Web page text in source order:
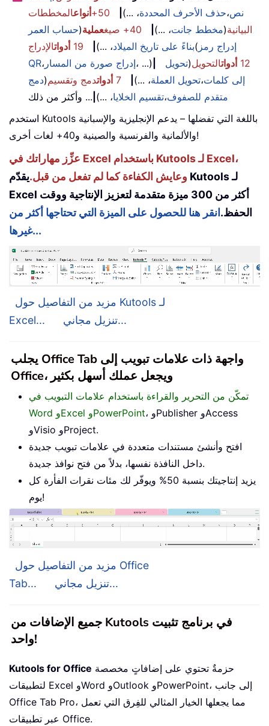
نص،حذف الأحرف المحددة، ...) 50+ أنواعالمخططات
البيانية(مخطط جانت، ...) 40+ صيغ عملية(حساب العمر
بناءً على تاريخ الميلاد، ...) 19 أدواتالإدراج ( إدراج رمز
QR، إدراج صورة من المسار، ...) 12 أدواتالتحويل(تحويل
إلى كلمات،تحويل العملة، ...) 7 أدواتدمج وتقسيم(دمج
متقدم للصفوف،تقسيم الخلايا، ...) ... وأكثر من ذلك
استخدم Kutools باللغة التي تفضلها – يدعم الإنجليزية والإسبانية
والألمانية والفرنسية والصينية و40+ لغات أخرى!
عزِّز مهاراتك في Excel باستخدام Kutools لـ Excel،
وعايش الكفاءة كما لم تفعل من قبل.يقدّم Kutools لـ
Excel أكثر من 300 ميزة متقدمة لتعزيز الإنتاجية ووقت
الحفظ. انقر هنا للحصول على الميزة التي تحتاجها أكثر من
غيرها...
مزيد من التفاصيل حول Kutools لـ
Excel...
تنزيل مجاني...
يجلب Office Tab واجهة ذات علامات تبويب إلى
Office، ويجعل عملك أسهل بكثير
تمكّن من التحرير والقراءة باستخدام علامات التبويب في
Word وExcel وPowerPoint، وPublisher وAccess
وVisio وProject.
افتح وأنشئ مستندات متعددة في علامات تبويب جديدة
داخل النافذة نفسها، بدلاً من فتح نوافذ جديدة.
يزيد إنتاجيتك بنسبة 50% ويوفّر لك مئات نقرات الفأرة كل
يوم!
مزيد من التفاصيل حول Office
Tab...
تنزيل مجاني...
جميع الإضافات من Kutools في برنامج تثبيت
واحد!
Kutools for Office
لتطبيقات Excel وWord وOutlook وPowerPoint، إلى جانب
Office Tab Pro، مما يجعلها الخيار المثالي للفِرق التي تعمل
عبر تطبيقات Office.